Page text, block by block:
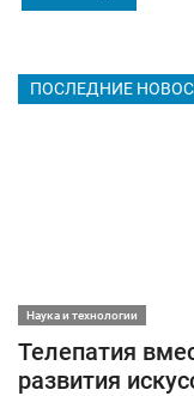
ПОСЛЕДНИЕ
Наука и технологии
Телепатия
развития